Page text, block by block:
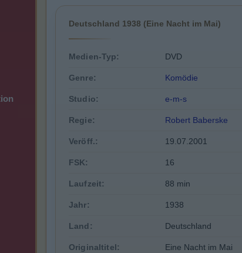
Deutschland 1938 (Eine Nacht im Mai)
Medien-Typ: DVD
Genre: Komödie
Studio: e-m-s
Regie: Robert Baberske
Veröff.: 19.07.2001
FSK: 16
Laufzeit: 88 min
Jahr: 1938
Land: Deutschland
Originaltitel: Eine Nacht im Mai